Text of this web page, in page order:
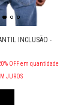
INCLUSÃO -
OFF em quantidade
JUROS